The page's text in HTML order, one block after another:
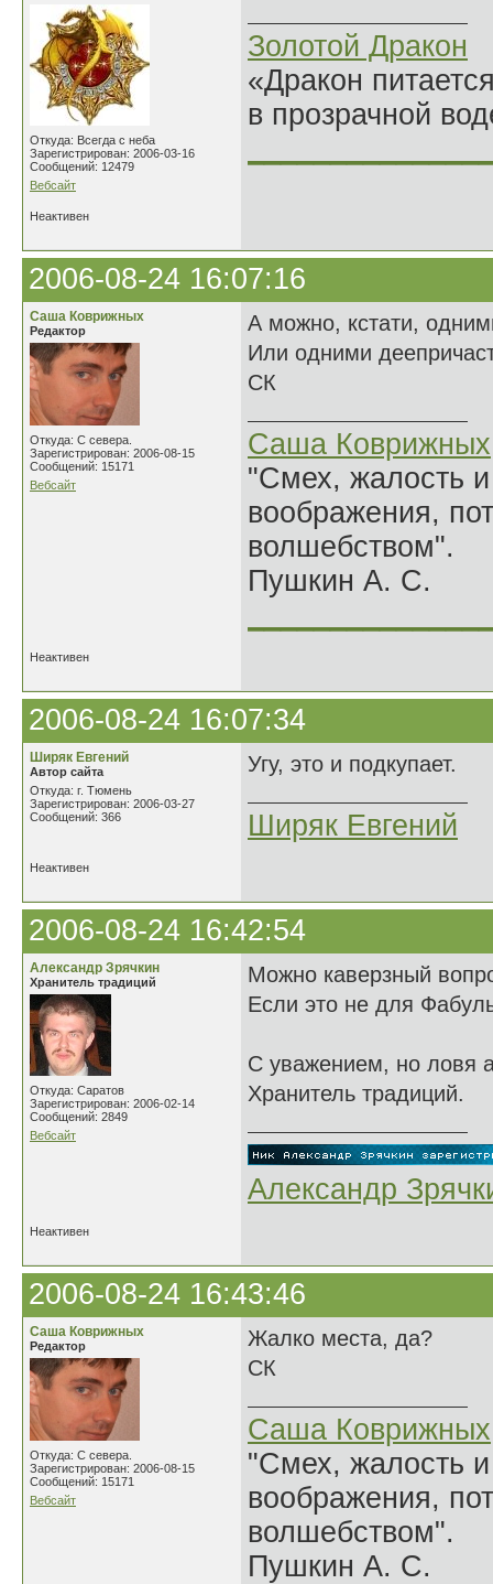
Откуда: Всегда с неба
Зарегистрирован: 2006-03-16
Сообщений: 12479
Вебсайт
Золотой Дракон
«Дракон
в прозрачной
Неактивен
2006-08-24 16:07:16
Саша Коврижных
Редактор
Откуда: С севера.
Зарегистрирован: 2006-08-15
Сообщений: 15171
Вебсайт
А можно, кстати,
Или одними
СК
Саша Коврижных
"Смех, жалость
воображения,
волшебством".
Пушкин А. С.
Неактивен
2006-08-24 16:07:34
Ширяк Евгений
Автор сайта
Откуда: г. Тюмень
Зарегистрирован: 2006-03-27
Сообщений: 366
Угу, это и подкупает.
Ширяк Евгений
Неактивен
2006-08-24 16:42:54
Александр Зрячкин
Хранитель традиций
Откуда: Саратов
Зарегистрирован: 2006-02-14
Сообщений: 2849
Вебсайт
Можно каверзный
Если это не для
С уважением, но ловя
Хранитель традиций.
Александр
Неактивен
2006-08-24 16:43:46
Саша Коврижных
Редактор
Откуда: С севера.
Зарегистрирован: 2006-08-15
Сообщений: 15171
Вебсайт
Жалко места, да?
СК
Саша Коврижных
"Смех, жалость
воображения,
волшебством".
Пушкин А. С.